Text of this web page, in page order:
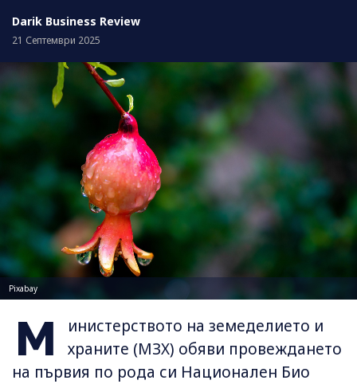
Darik Business Review
21 Септември 2025
Pixabay
М
инистерството на земеделието и
храните (МЗХ) обяви провеждането
на първия по рода си Национален Био